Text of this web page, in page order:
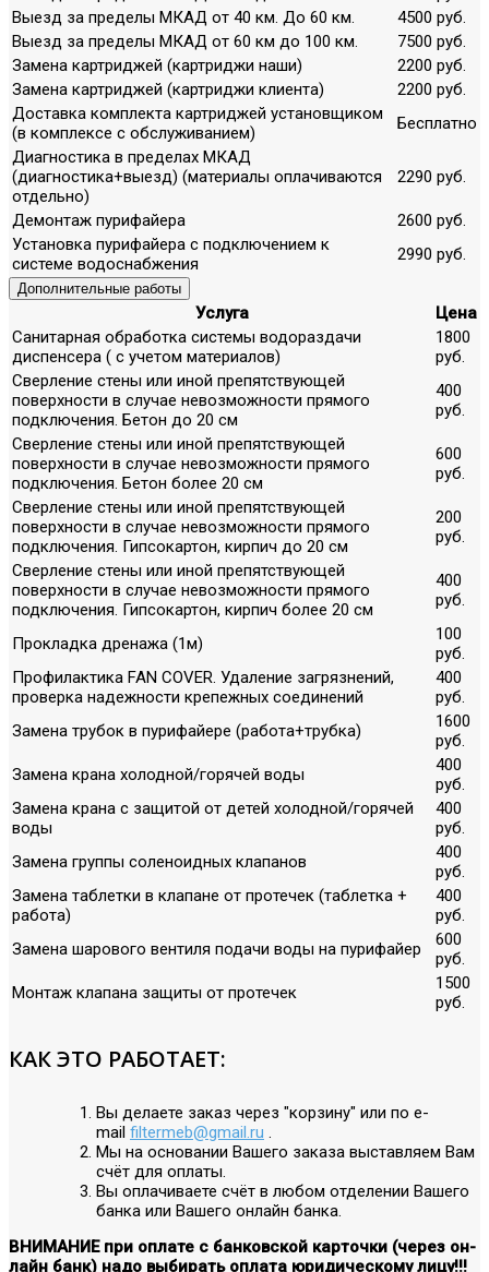
Выезд за пределы МКАД от 40 км. До 60 км.
4500 руб.
Выезд за пределы МКАД от 60 км до 100 км.
7500 руб.
Замена картриджей (картриджи наши)
2200 руб.
Замена картриджей (картриджи клиента)
2200 руб.
Доставка комплекта картриджей установщиком
(в комплексе с обслуживанием)
Бесплатно
Диагностика в пределах МКАД
(диагностика+выезд) (материалы оплачиваются
отдельно)
2290 руб.
Демонтаж пурифайера
2600 руб.
Установка пурифайера с подключением к
системе водоснабжения
2990 руб.
Дополнительные работы
Услуга
Цена
Санитарная обработка системы водораздачи
диспенсера ( с учетом материалов)
1800
руб.
Сверление стены или иной препятствующей
поверхности в случае невозможности прямого
подключения. Бетон до 20 см
400
руб.
Сверление стены или иной препятствующей
поверхности в случае невозможности прямого
подключения. Бетон более 20 см
600
руб.
Сверление стены или иной препятствующей
поверхности в случае невозможности прямого
подключения. Гипсокартон, кирпич до 20 см
200
руб.
Сверление стены или иной препятствующей
поверхности в случае невозможности прямого
подключения. Гипсокартон, кирпич более 20 см
400
руб.
Прокладка дренажа (1м)
100
руб.
Профилактика FAN COVER. Удаление загрязнений,
проверка надежности крепежных соединений
400
руб.
Замена трубок в пурифайере (работа+трубка)
1600
руб.
Замена крана холодной/горячей воды
400
руб.
Замена крана с защитой от детей холодной/горячей
воды
400
руб.
Замена группы соленоидных клапанов
400
руб.
Замена таблетки в клапане от протечек (таблетка +
работа)
400
руб.
Замена шарового вентиля подачи воды на пурифайер
600
руб.
Монтаж клапана защиты от протечек
1500
руб.
КАК ЭТО РАБОТАЕТ:
Вы делаете заказ через "корзину" или по е-
mail filtermeb@gmail.ru .
Мы на основании Вашего заказа выставляем Вам
счёт для оплаты.
Вы оплачиваете счёт в любом отделении Вашего
банка или Вашего онлайн банка.
ВНИМАНИЕ при оплате с банковской карточки (через он-
лайн банк) надо выбирать оплата юридическому лицу!!!